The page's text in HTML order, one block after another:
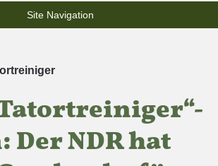
Site Navigation
Der NDR hat